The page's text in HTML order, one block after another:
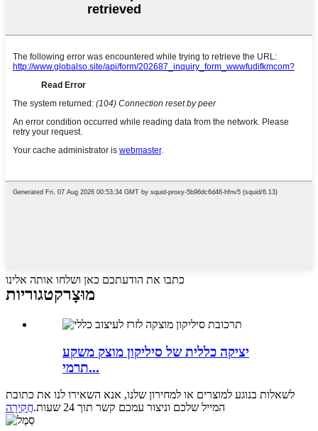
כתבו את הודעתכם כאן ושלחו אותה אלינו
מוּצָרקטגוריות
יציקה כללית של סיליקון מוצק משקע
תרמי...
לשאלות בנוגע למוצרים או למחירון שלנו, אנא השאירו לנו את כתובת
המייל שלכם וניצור עמכם קשר תוך 24 שעות.
חֲקִירָה